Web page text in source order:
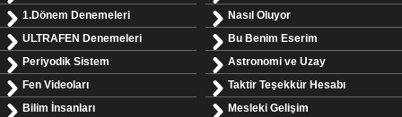
1.Dönem Denemeleri
ULTRAFEN Denemeleri
Periyodik Sistem
Fen Videoları
Bilim İnsanları
Nasıl Oluyor
Bu Benim Eserim
Astronomi ve Uzay
Taktir Teşekkür Hesabı
Mesleki Gelişim